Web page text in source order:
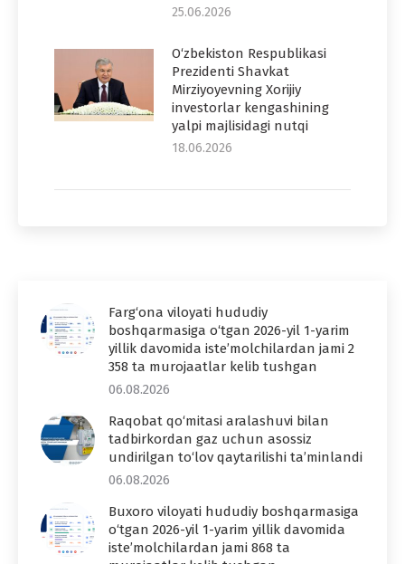
25.06.2026
O‘zbekiston Respublikasi
Prezidenti Shavkat
Mirziyoyevning Xorijiy
investorlar kengashining
yalpi majlisidagi nutqi
18.06.2026
Farg‘ona viloyati hududiy
boshqarmasiga o‘tgan 2026-yil 1-yarim
yillik davomida iste’molchilardan jami 2
358 ta murojaatlar kelib tushgan
06.08.2026
Raqobat qo‘mitasi aralashuvi bilan
tadbirkordan gaz uchun asossiz
undirilgan to‘lov qaytarilishi ta’minlandi
06.08.2026
Buxoro viloyati hududiy boshqarmasiga
o‘tgan 2026-yil 1-yarim yillik davomida
iste’molchilardan jami 868 ta